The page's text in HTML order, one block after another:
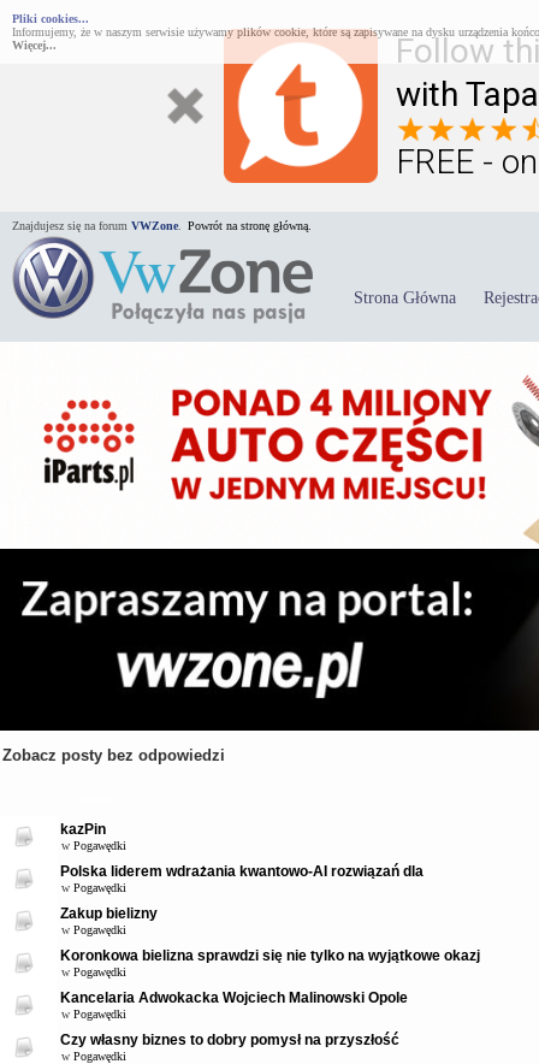
Follow
with
FREE -
Pliki cookies...
Informujemy, że w naszym serwisie używamy plików cookie, które są zapisywane na dysku urządzenia
Więcej...
Znajdujesz się na forum VWZone Powrót na stronę główną.
Strona Główna
Zobacz posty bez odpowiedzi
kazPin
w Pogawędki
Polska liderem wdrażania kwantowo-AI rozwiązań dla
w Pogawędki
Zakup bielizny
w Pogawędki
Koronkowa bielizna sprawdzi się nie tylko na wyjątkowe okazj
w Pogawędki
Kancelaria Adwokacka Wojciech Malinowski Opole
w Pogawędki
Czy własny biznes to dobry pomysł na przyszłość
w Pogawędki